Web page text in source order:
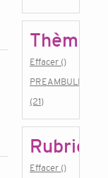
Thème
Effacer ()
PREAMBULE
(21)
Rubrique
Effacer ()